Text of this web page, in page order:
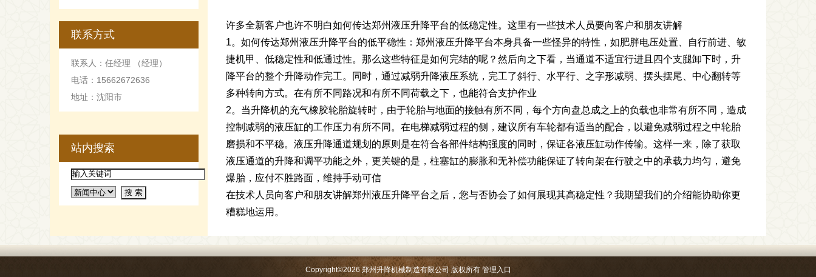
联系方式
联系人：任经理 （经理）
电话：15662672636
地址：沈阳市
站内搜索
许多全新客户也许不明白如何传达郑州液压升降平台的低稳定性。这里有一些技术人员要向客户和朋友讲解
1。如何传达郑州液压升降平台的低平稳性：郑州液压升降平台本身具备一些怪异的特性，如肥胖电压处置、自行前进、敏
捷机甲、低稳定性和低通过性。那么这些特征是如何完结的呢？然后向之下看，当通道不适宜行进且四个支腿卸下时，升
降平台的整个升降动作完工。同时，通过减弱升降液压系统，完工了斜行、水平行、之字形减弱、摆头摆尾、中心翻转等
多种转向方式。在有所不同路况和有所不同荷载之下，也能符合支护作业
2。当升降机的充气橡胶轮胎旋转时，由于轮胎与地面的接触有所不同，每个方向盘总成之上的负载也非常有所不同，造成
控制减弱的液压缸的工作压力有所不同。在电梯减弱过程的侧，建议所有车轮都有适当的配合，以避免减弱过程之中轮胎
磨损和不平稳。液压升降通道规划的原则是在符合各部件结构强度的同时，保证各液压缸动作传输。这样一来，除了获取
液压通道的升降和调平功能之外，更关键的是，柱塞缸的膨胀和无补偿功能保证了转向架在行驶之中的承载力均匀，避免
爆胎，应付不胜路面，维持手动可信
在技术人员向客户和朋友讲解郑州液压升降平台之后，您与否协会了如何展现其高稳定性？我期望我们的介绍能协助你更
糟糕地运用。
Copyright©2026 郑州升降机械制造有限公司 版权所有 管理入口